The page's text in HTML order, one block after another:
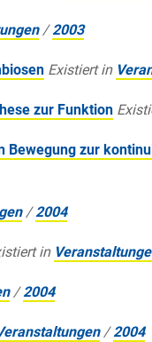
/2003
Existiert in
zur Funktion
Bewegung zur
/2004
in
/2004
/2004